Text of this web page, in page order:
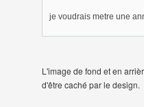
je voudrais metre une
L'image de fond et en
d'être caché par le design.